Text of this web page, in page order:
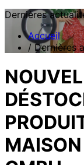
Dernières
Accueil
/ Dernières